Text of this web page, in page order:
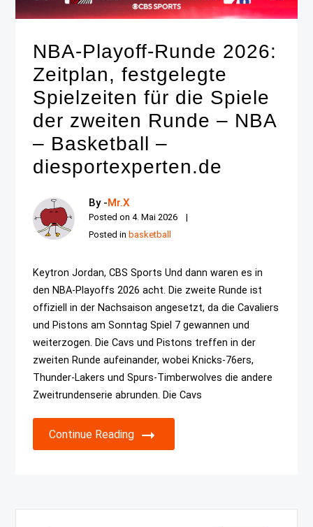
NBA-Playoff-Runde 2026:
Zeitplan, festgelegte
Spielzeiten für die Spiele
der zweiten Runde – NBA
– Basketball –
diesportexperten.de
By -Mr.X
Posted on4. Mai 2026
Posted in basketball
Keytron Jordan, CBS Sports Und dann waren es in
den NBA-Playoffs 2026 acht. Die zweite Runde ist
offiziell in der Nachsaison angesetzt, da die Cavaliers
und Pistons am Sonntag Spiel 7 gewannen und
weiterzogen. Die Cavs und Pistons treffen in der
zweiten Runde aufeinander, wobei Knicks-76ers,
Thunder-Lakers und Spurs-Timberwolves die andere
Zweitrundenserie abrunden. Die Cavs
Continue Reading